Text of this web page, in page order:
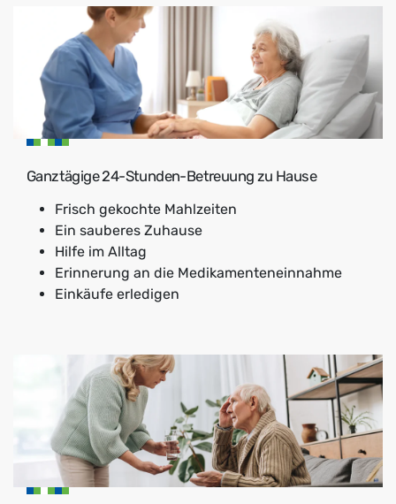
Ganztägige 24-Stunden-Betreuung zu Hause
Frisch gekochte Mahlzeiten
Ein sauberes Zuhause
Hilfe im Alltag
Erinnerung an die Medikamenteneinnahme
Einkäufe erledigen